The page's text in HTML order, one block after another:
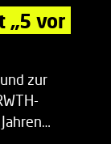
„5 vor
zur